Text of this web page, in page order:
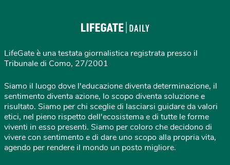
LifeGate è una testata giornalistica registrata presso il
Tribunale di Como, 27/2001
Siamo il luogo dove l'educazione diventa determinazione, il
sentimento diventa azione, lo scopo diventa soluzione e
risultato. Siamo per chi sceglie di lasciarsi guidare da valori
etici, nel pieno rispetto dell'ecosistema e di tutte le forme
viventi in esso presenti. Siamo per coloro che decidono di
vivere con sentimento e di dare uno scopo alla propria vita,
agendo per rendere il mondo un posto migliore.